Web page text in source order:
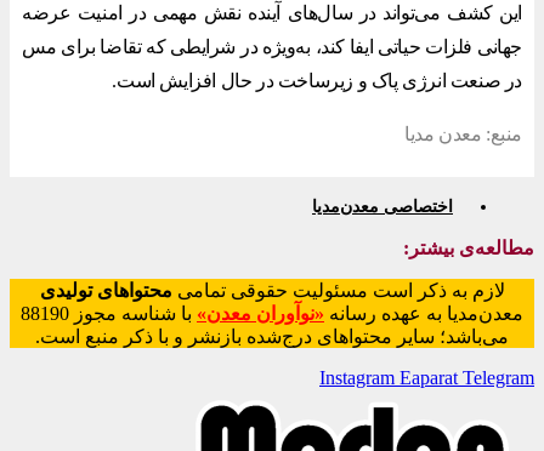
این کشف می‌تواند در سال‌های آینده نقش مهمی در امنیت عرضه
جهانی فلزات حیاتی ایفا کند، به‌ویژه در شرایطی که تقاضا برای مس
در صنعت انرژی پاک و زیرساخت در حال افزایش است.
منبع: معدن مدیا
اختصاصی معدن‌مدیا
مطالعه‌ی بیشتر:
لازم به ذکر است مسئولیت حقوقی تمامی محتواهای تولیدی
معدن‌مدیا به عهده رسانه «نوآوران معدن»
با شناسه مجوز 88190
می‌باشد؛ سایر محتواهای درج‌شده بازنشر و با ذکر منبع است.
Instagram Eaparat Telegram